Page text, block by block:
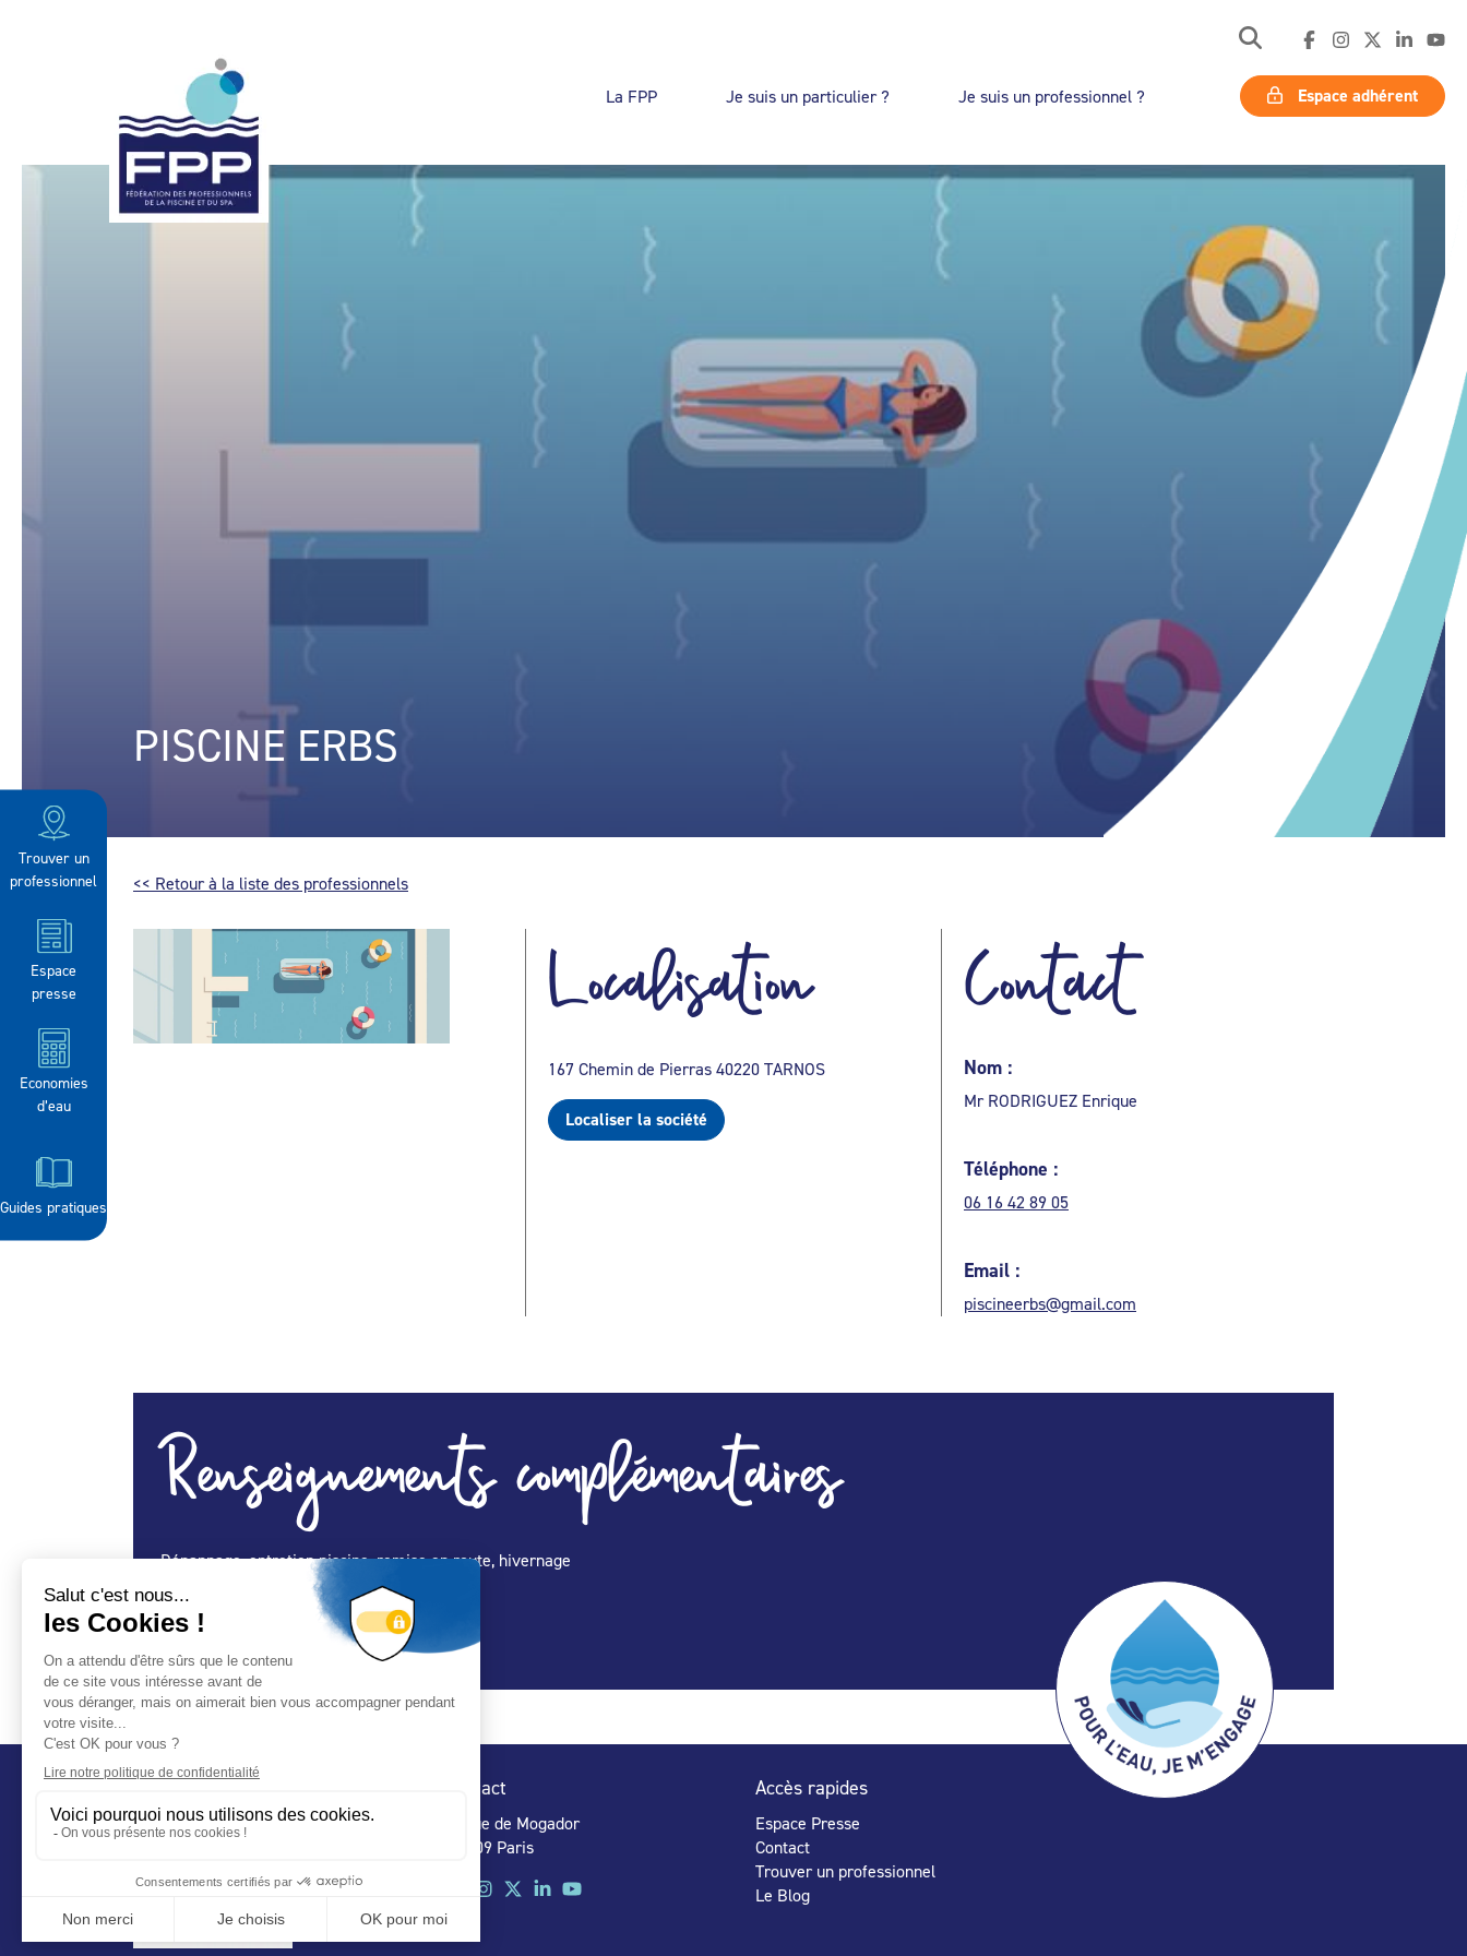
La FPP Je suis un particulier ? Je suis un professionnel ? Espace adhérent
Trouver un
professionnel
Espace
presse
Economies
d’eau
Guides pratiques
PISCINE ERBS
<< Retour à la liste des professionnels
Localisation
167 Chemin de Pierras 40220 TARNOS
Localiser la société
Contact
Nom :
Mr RODRIGUEZ Enrique
Téléphone :
06 16 42 89 05
Email :
piscineerbs@gmail.com
Renseignements complémentaires
Dépannage, entretien piscine, remise en route, hivernage
Spécialité Construction :
Oui
Spécialité Entretien Maintenance :
Contact
32 rue de Mogador
75 009 Paris
Accès rapides
Espace Presse
Contact
Trouver un professionnel
Le Blog